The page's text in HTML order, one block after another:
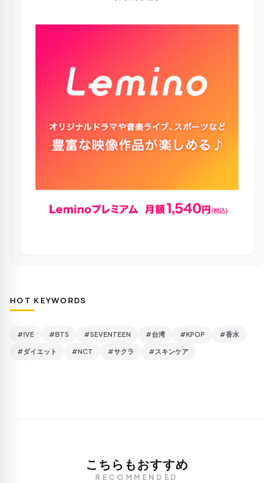
HOT KEYWORDS
#IVE #BTS #SEVENTEEN #台湾 #KPOP #香水
#ダイエット #NCT #サクラ #スキンケア
こちらもおすすめ
RECOMMENDED